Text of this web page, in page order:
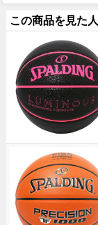
この商品を見た